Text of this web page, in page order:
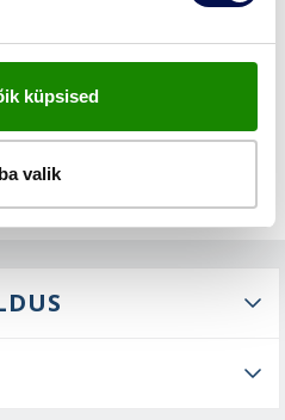
küpsised
valik